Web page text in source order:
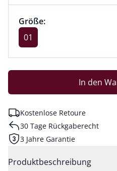
Größenauswahl:
Größe:
Größe 01 ausgewählt
01
In den
Kostenlose Retoure
30 Tage Rückgaberecht
3 Jahre Garantie
Produktbeschreibung